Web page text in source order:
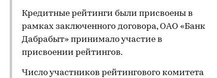
Кредитные рейтинги были присвоены в
рамках заключенного договора, ОАО «Банк
Дабрабыт» принимало участие в
присвоении рейтингов.
Число участников рейтингового комитета